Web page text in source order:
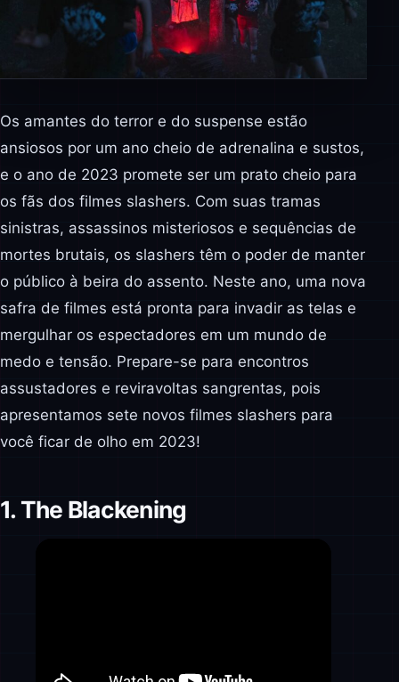
Os amantes do terror e do suspense estão
ansiosos por um ano cheio de adrenalina e sustos,
e o ano de 2023 promete ser um prato cheio para
os fãs dos filmes slashers. Com suas tramas
sinistras, assassinos misteriosos e sequências de
mortes brutais, os slashers têm o poder de manter
o público à beira do assento. Neste ano, uma nova
safra de filmes está pronta para invadir as telas e
mergulhar os espectadores em um mundo de
medo e tensão. Prepare-se para encontros
assustadores e reviravoltas sangrentas, pois
apresentamos sete novos filmes slashers para
você ficar de olho em 2023!
1. The Blackening